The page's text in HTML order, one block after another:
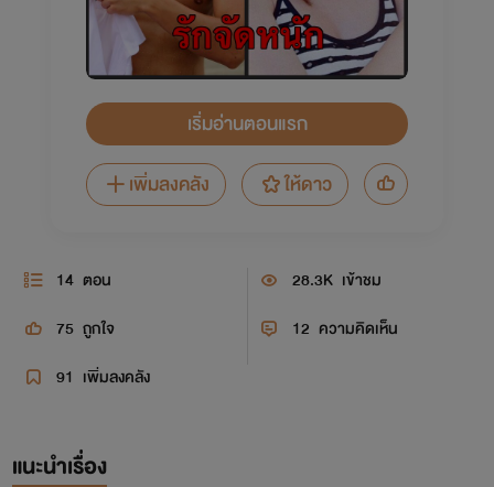
เริ่มอ่านตอนแรก
เพิ่มลงคลัง
ให้ดาว
14 ตอน 28.3K เข้าชม
75 ถูกใจ 12 ความคิดเห็น
91 เพิ่มลงคลัง
แนะนำเรื่อง